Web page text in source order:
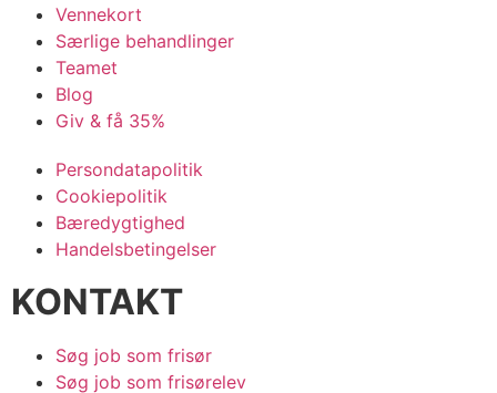
Vennekort
Særlige behandlinger
Teamet
Blog
Giv & få 35%
Persondatapolitik
Cookiepolitik
Bæredygtighed
Handelsbetingelser
KONTAKT
Søg job som frisør
Søg job som frisørelev